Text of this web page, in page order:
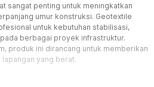
sangat penting untuk meningkatkan
umur konstruksi. Geotextile
untuk kebutuhan stabilisasi,
berbagai proyek infrastruktur.
produk ini dirancang untuk memberikan
yang berat.